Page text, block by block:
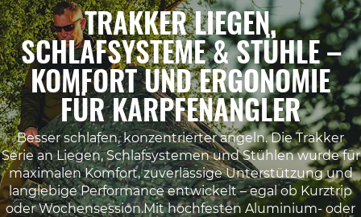
TRAKKER LIEGEN,
SCHLAFSYSTEME & STÜHLE –
KOMFORT UND ERGONOMIE
FÜR KARPFENANGLER
Besser schlafen, konzentrierter angeln. Die Trakker
Serie an Liegen, Schlafsystemen und Stühlen wurde für
maximalen Komfort, zuverlässige Unterstützung und
langlebige Performance entwickelt – egal ob Kurztrip
oder Wochensession.Mit hochfesten Aluminium- oder